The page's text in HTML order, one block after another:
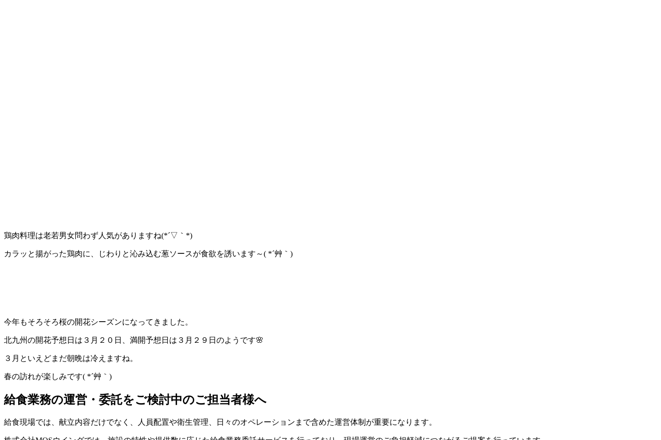
鶏肉料理は老若男女問わず人気がありますね(*´▽｀*)
カラッと揚がった鶏肉に、じわりと沁み込む葱ソースが食欲を誘います～( *´艸｀)
今年もそろそろ桜の開花シーズンになってきました。
北九州の開花予想日は３月２０日、満開予想日は３月２９日のようです🌸
３月といえどまだ朝晩は冷えますね。
春の訪れが楽しみです( *´艸｀)
給食業務の運営・委託をご検討中のご担当者様へ
給食現場では、献立内容だけでなく、人員配置や衛生管理、日々のオペレーションまで含めた運営体制が重要になります。